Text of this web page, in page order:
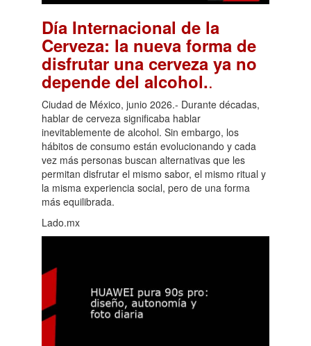
Día Internacional de la
Cerveza: la nueva forma de
disfrutar una cerveza ya no
depende del alcohol..
Ciudad de México, junio 2026.- Durante décadas,
hablar de cerveza significaba hablar
inevitablemente de alcohol. Sin embargo, los
hábitos de consumo están evolucionando y cada
vez más personas buscan alternativas que les
permitan disfrutar el mismo sabor, el mismo ritual y
la misma experiencia social, pero de una forma
más equilibrada.
Lado.mx